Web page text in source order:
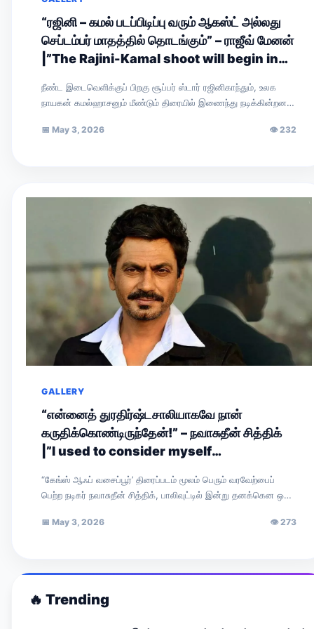
“ரஜினி – கமல் படப்பிடிப்பு வரும் ஆகஸ்ட் அல்லது
செப்டம்பர் மாதத்தில் தொடங்கும்” – ராஜீவ் மேனன்
|”The Rajini-Kamal shoot will begin in
Menon.
நீண்ட இடைவெளிக்குப் பிறகு சூப்பர் ஸ்டார் ரஜினிகாந்தும், உலக
நாயகன் கமல்ஹாசனும் மீண்டும் திரையில் இணைந்து நடிக்கின்றனர்.
சமீபத்தில்…
📅 May 3, 2026 👁232
GALLERY
“என்னைத் துரதிர்ஷ்டசாலியாகவே நான்
கருதிக்கொண்டிருந்தேன்!” – நவாசுதீன் சித்திக்
|”I used to consider myself
“கேங்ஸ் ஆஃப் வசைப்பூர்’ திரைப்படம் மூலம் பெரும் வரவேற்பைப்
பெற்ற நடிகர் நவாசுதீன் சித்திக், பாலிவுட்டில் இன்று தனக்கென ஒரு
📅 May 3, 2026 👁273
🔥 Trending